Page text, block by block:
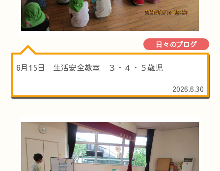
日々のブログ
6月15日 生活安全教室 ３・４・５歳児
2026.6.30